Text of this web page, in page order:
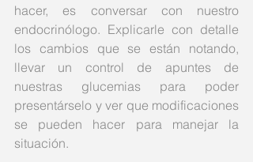
hacer, es conversar con nuestro
endocrinólogo. Explicarle con detalle
los cambios que se están notando,
llevar un control de apuntes de
nuestras glucemias para poder
presentárselo y ver que modificaciones
se pueden hacer para manejar la
situación.